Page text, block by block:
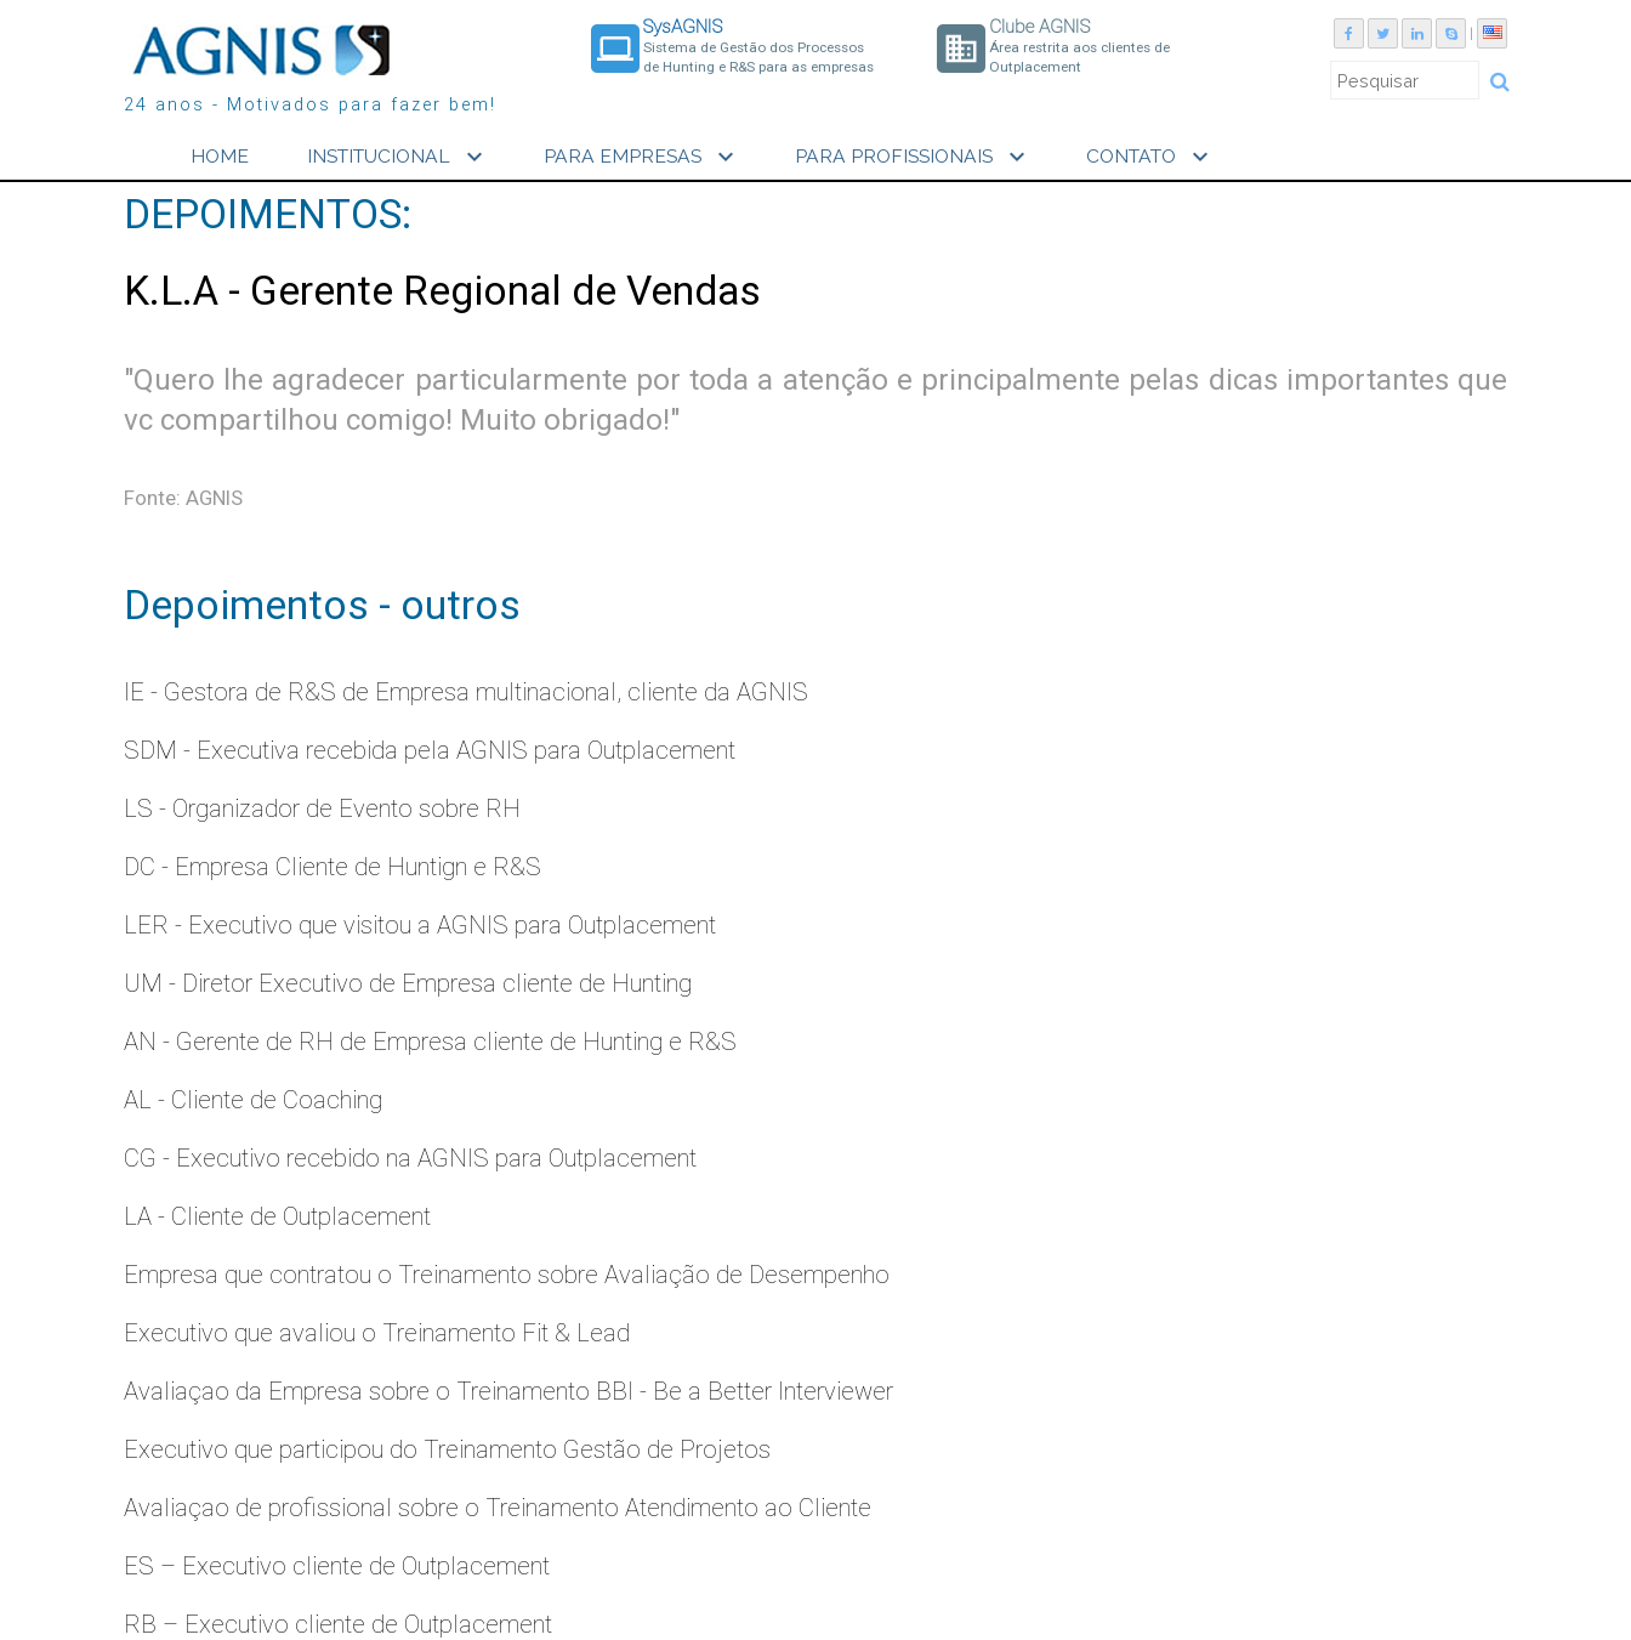
24 anos - Motivados para fazer bem!
laptop
SysAGNIS
Sistema de Gestão dos Processos
de Hunting e R&S para as empresas
business
Clube AGNIS
Área restrita aos clientes de
Outplacement
HOME INSTITUCIONAL expand_more PARA EMPRESAS expand_more PARA PROFISSIONAIS expand_more CONTATO expand_more
DEPOIMENTOS:
K.L.A - Gerente Regional de Vendas
"Quero lhe agradecer particularmente por toda a atenção e principalmente pelas dicas importantes que
vc compartilhou comigo! Muito obrigado!"
Fonte: AGNIS
Depoimentos - outros
IE - Gestora de R&S de Empresa multinacional, cliente da AGNIS
SDM - Executiva recebida pela AGNIS para Outplacement
LS - Organizador de Evento sobre RH
DC - Empresa Cliente de Huntign e R&S
LER - Executivo que visitou a AGNIS para Outplacement
UM - Diretor Executivo de Empresa cliente de Hunting
AN - Gerente de RH de Empresa cliente de Hunting e R&S
AL - Cliente de Coaching
CG - Executivo recebido na AGNIS para Outplacement
LA - Cliente de Outplacement
Empresa que contratou o Treinamento sobre Avaliação de Desempenho
Executivo que avaliou o Treinamento Fit & Lead
Avaliaçao da Empresa sobre o Treinamento BBI - Be a Better Interviewer
Executivo que participou do Treinamento Gestão de Projetos
Avaliaçao de profissional sobre o Treinamento Atendimento ao Cliente
ES – Executivo cliente de Outplacement
RB – Executivo cliente de Outplacement